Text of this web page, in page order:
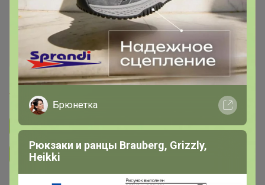
завершен.
К сожалению организатор еще не открыл
новую. Подпишитесь на новости закупки,
чтобы быть в курсе её открытия!
TanyaPK
Подписаться на закупку 287
Подписаться на организатора
Брюнетка
Рюкзаки и ранцы Brauberg, Grizzly,
Heikki